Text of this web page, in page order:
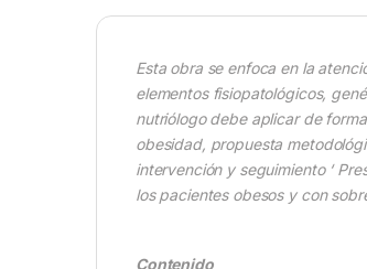
Esta obra se enfoca en la
elementos fisiopatológicos,
nutriólogo debe aplicar de
obesidad, propuesta
intervención y seguimiento ‘
los pacientes obesos y con
Contenido